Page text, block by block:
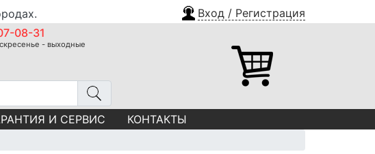
Вход / Регистрация
08-31
- выходные
И СЕРВИС КОНТАКТЫ